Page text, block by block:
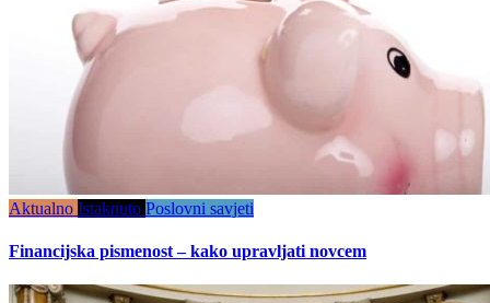
Aktualno Istaknuto Poslovni savjeti
Financijska pismenost – kako upravljati novcem